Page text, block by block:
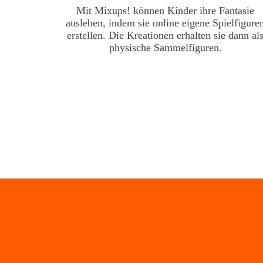
Mit Mixups! können Kinder ihre Fantasie
ausleben, indem sie online eigene
erstellen. Die Kreationen erhalten sie dann als
physische Sammelfiguren.